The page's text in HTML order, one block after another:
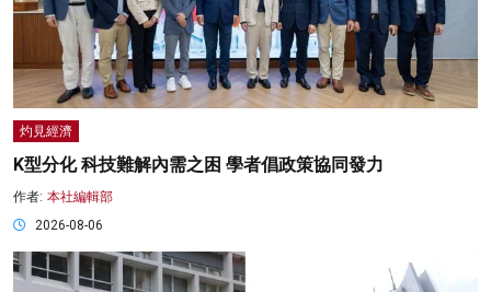
灼見經濟
K型分化 科技難解內需之困 學者倡政策協同發力
作者: 本社編輯部
2026-08-06